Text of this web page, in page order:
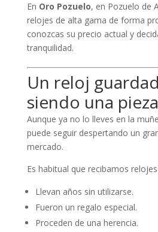
En Oro Pozuelo, en Pozuelo de
relojes de alta gama de forma
conozcas su precio actual y
tranquilidad.
Un reloj
siendo una
Aunque ya no lo lleves en la
puede seguir despertando un
mercado.
Es habitual que recibamos
Llevan años sin utilizarse.
Fueron un regalo especial.
Proceden de una herencia.